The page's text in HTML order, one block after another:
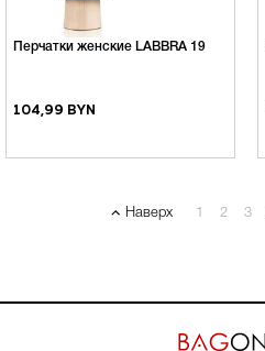
Перчатки женские LABBRA 19
104,99 BYN
Наверх 1 2 3